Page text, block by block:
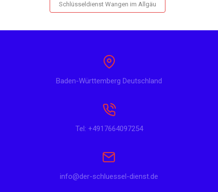
Schlüsseldienst Wangen im Allgäu
Baden-Württemberg Deutschland
Tel: +4917664097254
info@der-schluessel-dienst.de